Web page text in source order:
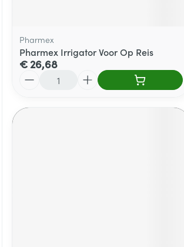
Pharmex
Pharmex Irrigator Voor Op Reis
€ 26,68